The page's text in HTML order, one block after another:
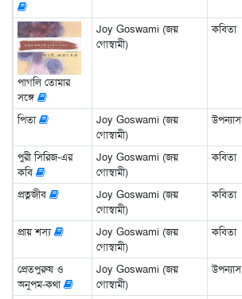
পাগলি তোমার
সঙ্গে
Joy Goswami (জয়
গোস্বামী)
কবিতা
পিতা
Joy Goswami (জয়
গোস্বামী)
উপন্যাস
পুরী সিরিজ-এর
কবি
Joy Goswami (জয়
গোস্বামী)
কবিতা
প্রত্নজীব
Joy Goswami (জয়
গোস্বামী)
কবিতা
প্রায় শস্য
Joy Goswami (জয়
গোস্বামী)
কবিতা
প্রেতপুরুষ ও
অনুপম-কথা
Joy Goswami (জয়
গোস্বামী)
উপন্যাস